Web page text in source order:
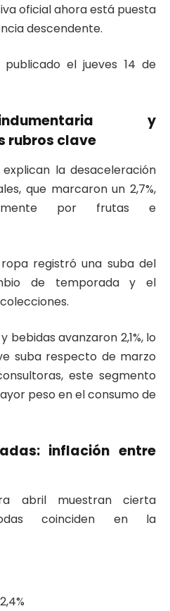
oficial ahora está puesta
descendente.
el jueves 14 de
y
rubros clave
la desaceleración
que marcaron un 2,7%,
por frutas e
registró una suba del
de temporada y el
bebidas avanzaron 2,1%, lo
suba respecto de marzo
este segmento
peso en el consumo de
inflación entre
abril muestran cierta
coinciden en la